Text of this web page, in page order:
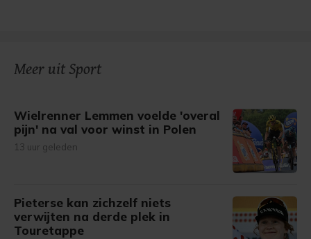
Meer uit Sport
Wielrenner Lemmen voelde 'overal
pijn' na val voor winst in Polen
13 uur geleden
Pieterse kan zichzelf niets
verwijten na derde plek in
Touretappe